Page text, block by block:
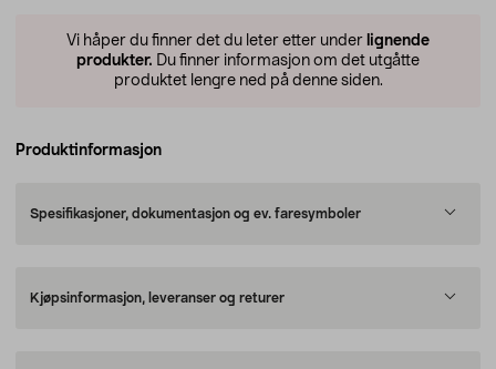
Vi håper du finner det du leter etter under lignende
produkter. Du finner informasjon om det utgåtte
produktet lengre ned på denne siden.
Produktinformasjon
Spesifikasjoner, dokumentasjon og ev. faresymboler
Kjøpsinformasjon, leveranser og returer